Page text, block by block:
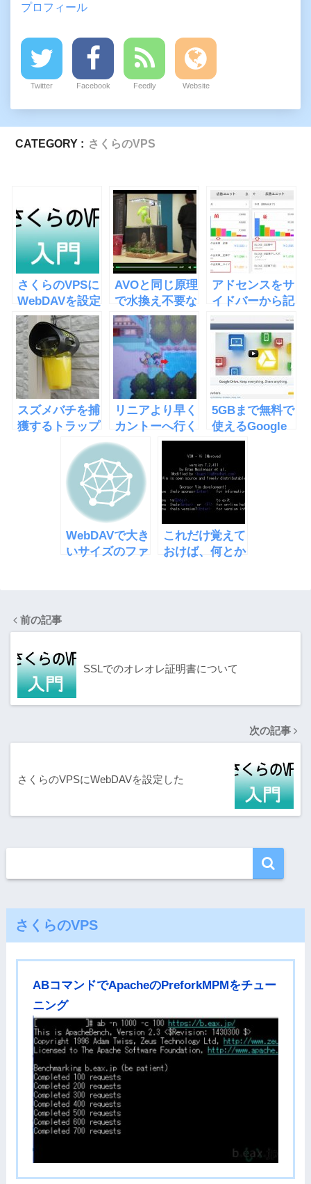
プロフィール
Twitter Facebook Feedly Website
CATEGORY : さくらのVPS
さくらのVPSに
WebDAVを設定
した
AVOと同じ原理
で水換え不要な
水槽
「EcoQube
C」
アドセンスをサ
イドバーから記
事中に移したら
収益が倍になっ
スズメバチを捕
獲するトラップ
を撤去しました
リニアより早く
カントーへ行く
方法
5GBまで無料で
使えるGoogle
Drive
WebDAVで大き
いサイズのファ
これだけ覚えて
おけば、何とか
前の記事
SSLでのオレオレ証明書について
次の記事
さくらのVPSにWebDAVを設定した
さくらのVPS
ABコマンドでApacheのPreforkMPMをチュー
ニング